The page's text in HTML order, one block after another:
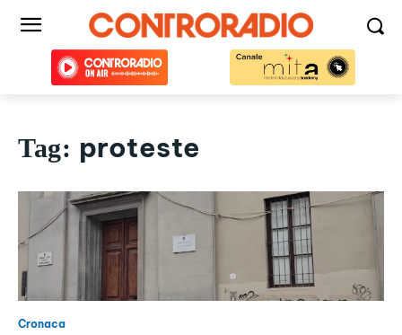
Tag: proteste
Cronaca